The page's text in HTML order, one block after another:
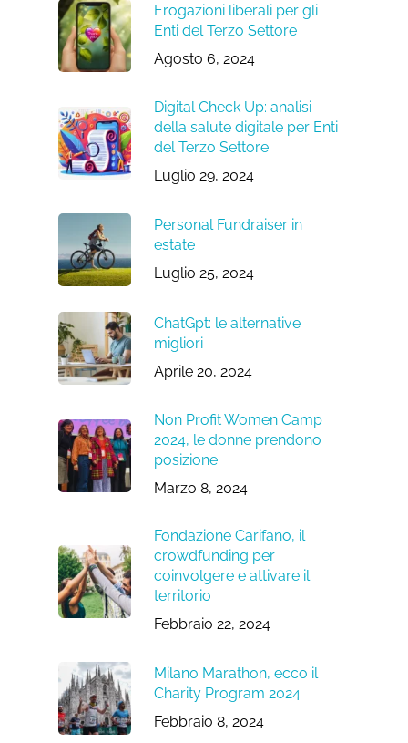
Erogazioni liberali per gli
Enti del Terzo Settore
Agosto 6, 2024
Digital Check Up: analisi
della salute digitale per Enti
del Terzo Settore
Luglio 29, 2024
Personal Fundraiser in
estate
Luglio 25, 2024
ChatGpt: le alternative
migliori
Aprile 20, 2024
Non Profit Women Camp
2024, le donne prendono
posizione
Marzo 8, 2024
Fondazione Carifano, il
crowdfunding per
coinvolgere e attivare il
territorio
Febbraio 22, 2024
Milano Marathon, ecco il
Charity Program 2024
Febbraio 8, 2024